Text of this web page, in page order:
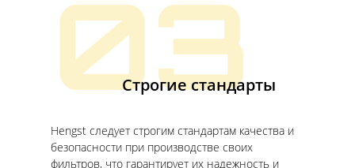
03
Строгие стандарты
Hengst следует строгим стандартам качества и
безопасности при производстве своих
фильтров, что гарантирует их надежность и